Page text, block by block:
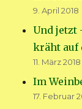
9. April 2018
Und jetzt
kräht auf
11. März 2018
Im
17. Februar